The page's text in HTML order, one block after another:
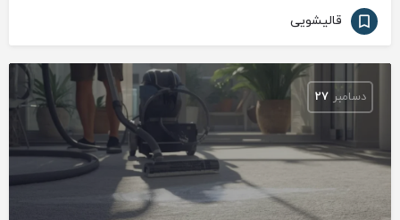
قالیشویی
دسامبر 27